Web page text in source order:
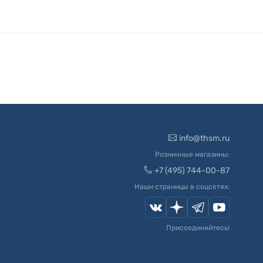
info@thsm.ru
Розничные магазины:
+7 (495) 744-00-87
Наши страницы в соцсетях:
Присоединяйтесь!